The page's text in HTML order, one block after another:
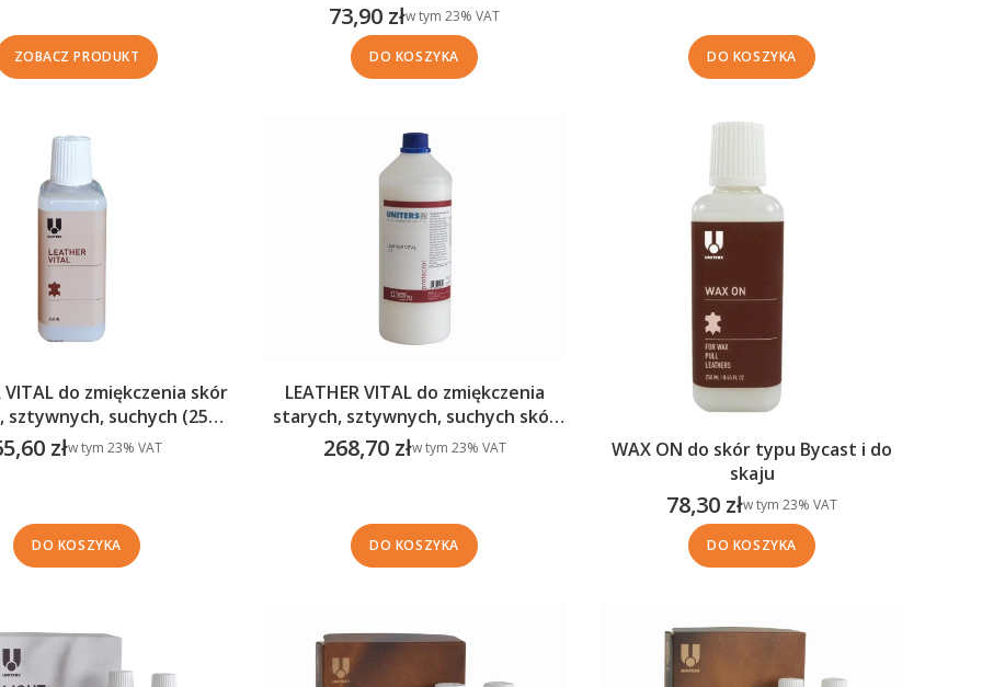
ZOBACZ PRODUKT
Cena brutto
73,90 złw tym %s VAT
w tym 23% VAT
DO KOSZYKA DO KOSZYKA
VITAL do zmiękczenia skór
sztywnych, suchych (250
ml)
brutto
złw tym %s VAT
w tym 23% VAT
DO KOSZYKA
LEATHER VITAL do zmiękczenia
starych, sztywnych, suchych skór
(1 L)
Cena brutto
268,70 złw tym %s VAT
w tym 23% VAT
DO KOSZYKA
WAX ON do skór typu Bycast i do
skaju
Cena brutto
78,30 złw tym %s VAT
w tym 23% VAT
DO KOSZYKA